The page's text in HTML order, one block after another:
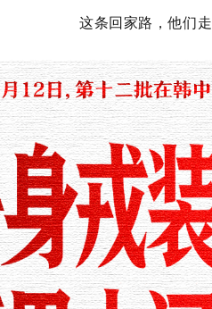
这条回家路，他们